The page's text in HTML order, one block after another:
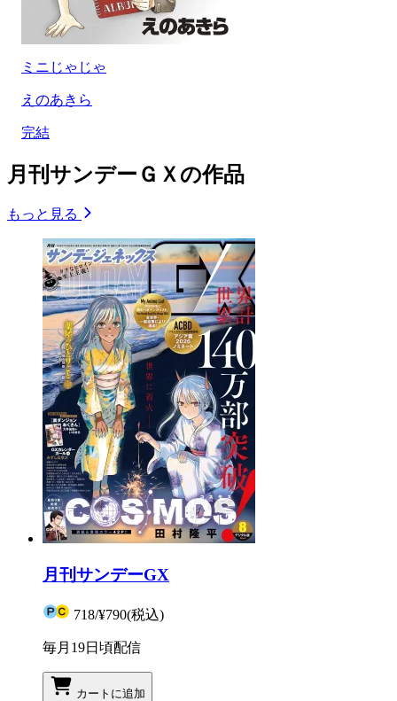
ミニじゃじゃ
えのあきら
完結
月刊サンデーＧＸの作品
もっと見る
月刊サンデーGX
718/¥790(税込)
毎月19日頃配信
カートに追加